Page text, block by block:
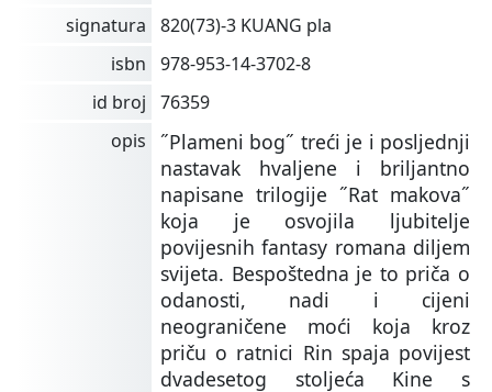
signatura
820(73)-3 KUANG pla
isbn
978-953-14-3702-8
id broj
76359
opis
˝Plameni bog˝ treći je i posljednji
nastavak hvaljene i briljantno
napisane trilogije ˝Rat makova˝
koja je osvojila ljubitelje
povijesnih fantasy romana diljem
svijeta. Bespoštedna je to priča o
odanosti, nadi i cijeni
neograničene moći koja kroz
priču o ratnici Rin spaja povijest
dvadesetog stoljeća Kine s